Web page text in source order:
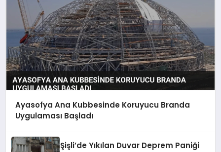
Ayasofya Ana Kubbesinde Koruyucu Branda
Uygulaması Başladı
Şişli’de Yıkılan Duvar Deprem Paniği